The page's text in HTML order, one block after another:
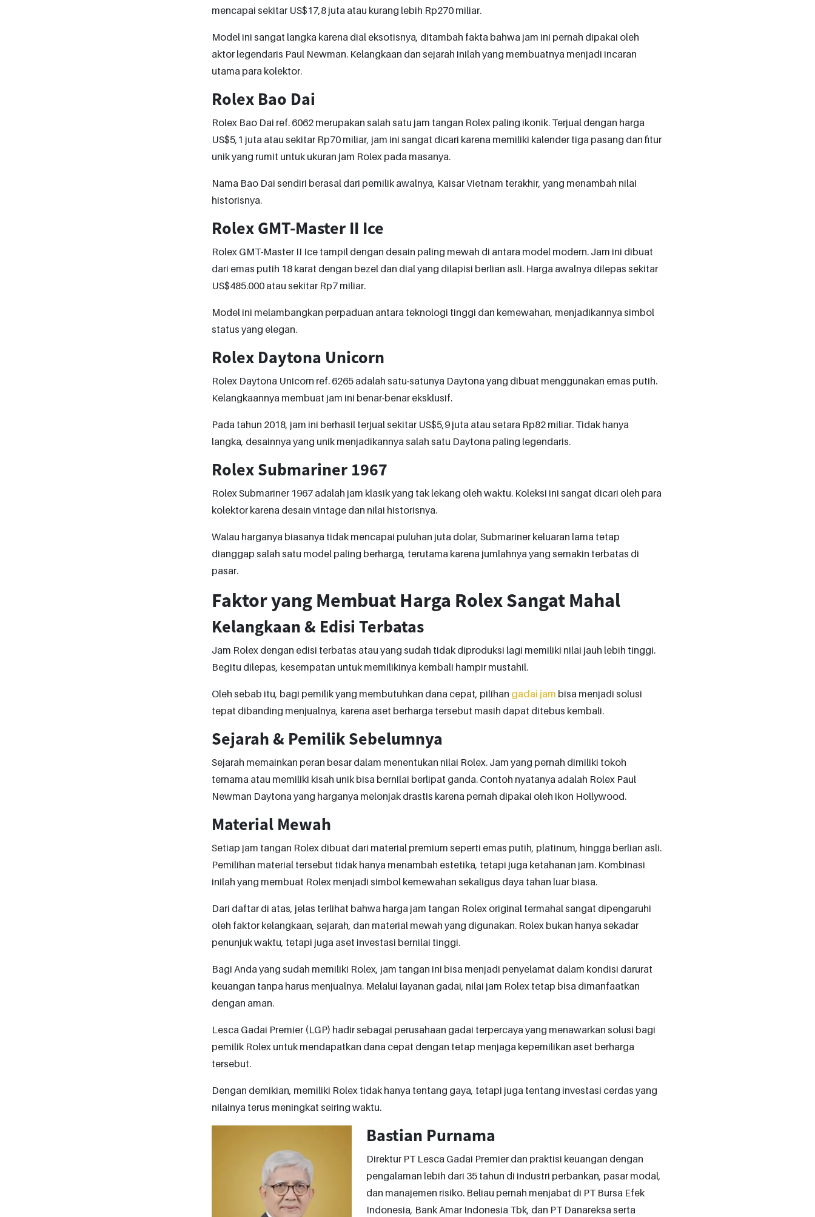
mencapai sekitar US$17,8 juta atau kurang lebih Rp270 miliar.
Model ini sangat langka karena dial eksotisnya, ditambah fakta bahwa jam ini pernah dipakai oleh
aktor legendaris Paul Newman. Kelangkaan dan sejarah inilah yang membuatnya menjadi incaran
utama para kolektor.
Rolex Bao Dai
Rolex Bao Dai ref. 6062 merupakan salah satu jam tangan Rolex paling ikonik. Terjual dengan harga
US$5,1 juta atau sekitar Rp70 miliar, jam ini sangat dicari karena memiliki kalender tiga pasang dan fitur
unik yang rumit untuk ukuran jam Rolex pada masanya.
Nama Bao Dai sendiri berasal dari pemilik awalnya, Kaisar Vietnam terakhir, yang menambah nilai
historisnya.
Rolex GMT-Master II Ice
Rolex GMT-Master II Ice tampil dengan desain paling mewah di antara model modern. Jam ini dibuat
dari emas putih 18 karat dengan bezel dan dial yang dilapisi berlian asli. Harga awalnya dilepas sekitar
US$485.000 atau sekitar Rp7 miliar.
Model ini melambangkan perpaduan antara teknologi tinggi dan kemewahan, menjadikannya simbol
status yang elegan.
Rolex Daytona Unicorn
Rolex Daytona Unicorn ref. 6265 adalah satu-satunya Daytona yang dibuat menggunakan emas putih.
Kelangkaannya membuat jam ini benar-benar eksklusif.
Pada tahun 2018, jam ini berhasil terjual sekitar US$5,9 juta atau setara Rp82 miliar. Tidak hanya
langka, desainnya yang unik menjadikannya salah satu Daytona paling legendaris.
Rolex Submariner 1967
Rolex Submariner 1967 adalah jam klasik yang tak lekang oleh waktu. Koleksi ini sangat dicari oleh para
kolektor karena desain vintage dan nilai historisnya.
Walau harganya biasanya tidak mencapai puluhan juta dolar, Submariner keluaran lama tetap
dianggap salah satu model paling berharga, terutama karena jumlahnya yang semakin terbatas di
pasar.
Faktor yang Membuat Harga Rolex Sangat Mahal
Kelangkaan & Edisi Terbatas
Jam Rolex dengan edisi terbatas atau yang sudah tidak diproduksi lagi memiliki nilai jauh lebih tinggi.
Begitu dilepas, kesempatan untuk memilikinya kembali hampir mustahil.
Oleh sebab itu, bagi pemilik yang membutuhkan dana cepat, pilihan gadai jam bisa menjadi solusi
tepat dibanding menjualnya, karena aset berharga tersebut masih dapat ditebus kembali.
Sejarah & Pemilik Sebelumnya
Sejarah memainkan peran besar dalam menentukan nilai Rolex. Jam yang pernah dimiliki tokoh
ternama atau memiliki kisah unik bisa bernilai berlipat ganda. Contoh nyatanya adalah Rolex Paul
Newman Daytona yang harganya melonjak drastis karena pernah dipakai oleh ikon Hollywood.
Material Mewah
Setiap jam tangan Rolex dibuat dari material premium seperti emas putih, platinum, hingga berlian asli.
Pemilihan material tersebut tidak hanya menambah estetika, tetapi juga ketahanan jam. Kombinasi
inilah yang membuat Rolex menjadi simbol kemewahan sekaligus daya tahan luar biasa.
Dari daftar di atas, jelas terlihat bahwa harga jam tangan Rolex original termahal sangat dipengaruhi
oleh faktor kelangkaan, sejarah, dan material mewah yang digunakan. Rolex bukan hanya sekadar
penunjuk waktu, tetapi juga aset investasi bernilai tinggi.
Bagi Anda yang sudah memiliki Rolex, jam tangan ini bisa menjadi penyelamat dalam kondisi darurat
keuangan tanpa harus menjualnya. Melalui layanan gadai, nilai jam Rolex tetap bisa dimanfaatkan
dengan aman.
Lesca Gadai Premier (LGP) hadir sebagai perusahaan gadai terpercaya yang menawarkan solusi bagi
pemilik Rolex untuk mendapatkan dana cepat dengan tetap menjaga kepemilikan aset berharga
tersebut.
Dengan demikian, memiliki Rolex tidak hanya tentang gaya, tetapi juga tentang investasi cerdas yang
nilainya terus meningkat seiring waktu.
Bastian Purnama
Direktur PT Lesca Gadai Premier dan praktisi keuangan dengan
pengalaman lebih dari 35 tahun di industri perbankan, pasar modal,
dan manajemen risiko. Beliau pernah menjabat di PT Bursa Efek
Indonesia, Bank Amar Indonesia Tbk, dan PT Danareksa serta